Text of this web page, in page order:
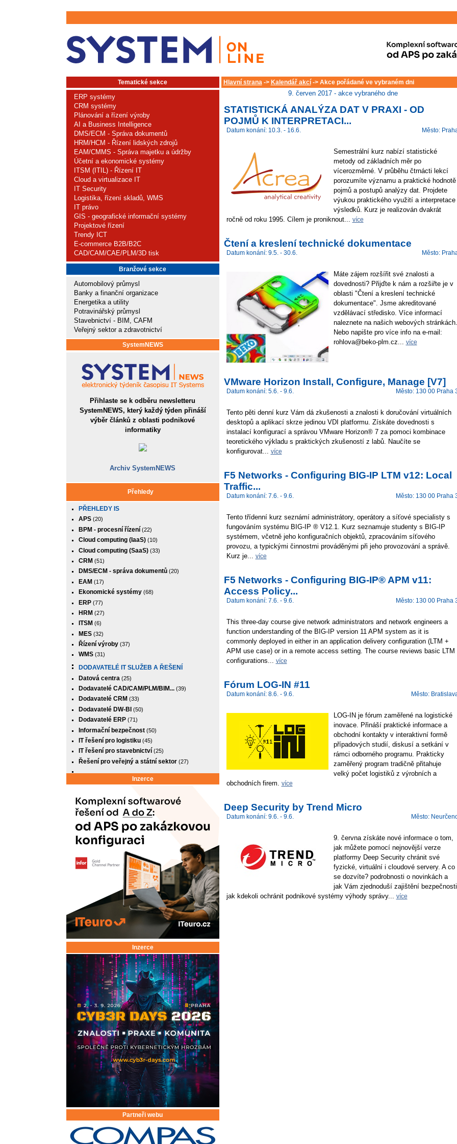
Tematické sekce
ERP systémy
CRM systémy
Plánování a řízení výroby
AI a Business Intelligence
DMS/ECM - Správa dokumentů
HRM/HCM - Řízení lidských zdrojů
EAM/CMMS - Správa majetku a údržby
Účetní a ekonomické systémy
ITSM (ITIL) - Řízení IT
Cloud a virtualizace IT
IT Security
Logistika, řízení skladů, WMS
IT právo
GIS - geografické informační systémy
Projektové řízení
Trendy ICT
E-commerce B2B/B2C
CAD/CAM/CAE/PLM/3D tisk
Branžové sekce
Automobilový průmysl
Banky a finanční organizace
Energetika a utility
Potravinářský průmysl
Stavebnictví - BIM, CAFM
Veřejný sektor a zdravotnictví
SystemNEWS
Přihlaste se k odběru newsletteru
SystemNEWS, který každý týden přináší
výběr článků z oblasti podnikové
informatiky
Archiv SystemNEWS
Přehledy
PŘEHLEDY IS
APS(20)
BPM - procesní řízení(22)
Cloud computing (IaaS)(10)
Cloud computing (SaaS)(33)
CRM (51)
DMS/ECM - správa dokumentů(20)
EAM (17)
Ekonomické systémy(68)
ERP(77)
HRM (27)
ITSM (6)
MES(32)
Řízení výroby(37)
WMS(31)
DODAVATELÉ IT SLUŽEB A ŘEŠENÍ
Datová centra (25)
Dodavatelé CAD/CAM/PLM/BIM...(39)
Dodavatelé CRM (33)
Dodavatelé DW-BI (50)
Dodavatelé ERP(71)
Informační bezpečnost(50)
IT řešení pro logistiku(45)
IT řešení pro stavebnictví(25)
Řešení pro veřejný a státní sektor(27)
Inzerce
Inzerce
Partneři webu
Hlavní strana-> Kalendář akcí-> Akce pořádané ve vybraném dni
9. červen 2017 - akce vybraného dne
STATISTICKÁ ANALÝZA DAT V PRAXI - OD
POJMŮ K INTERPRETACI...
Datum konání: 10.3. - 16.6. Město:
Semestrální kurz nabízí statistické
metody od základních měr po
vícerozměrné. V průběhu čtrnácti lekcí
porozumíte významu a praktické hodnotě
pojmů a postupů analýzy dat. Projdete
výukou praktického využití a interpretace
výsledků. Kurz je realizován dvakrát
ročně od roku 1995. Cílem je proniknout... více
Čtení a kreslení technické dokumentace
Datum konání: 9.5. - 30.6. Město:
Máte zájem rozšířit své znalosti a
dovednosti? Přijďte k nám a rozšiřte je v
oblasti "Čtení a kreslení technické
dokumentace". Jsme akreditované
vzdělávací středisko. Více informací
naleznete na našich webových stránkách.
Nebo napište pro více info na e-mail:
rohlova@beko-plm.cz... více
VMware Horizon Install, Configure, Manage [V7]
Datum konání: 5.6. - 9.6. Město: 130 00 Praha
Tento pěti denní kurz Vám dá zkušenosti a znalosti k doručování virtuálních
desktopů a aplikací skrze jedinou VDI platformu. Získáte dovednosti s
instalací konfigurací a správou VMware Horizon® 7 za pomoci kombinace
teoretického výkladu s praktických zkušeností z labů. Naučíte se
konfigurovat... více
F5 Networks - Configuring BIG-IP LTM v12: Local
Traffic...
Datum konání: 7.6. - 9.6. Město: 130 00 Praha
Tento třídenní kurz seznámí administrátory, operátory a síťové specialisty s
fungováním systému BIG-IP ® V12.1. Kurz seznamuje studenty s BIG-IP
systémem, včetně jeho konfiguračních objektů, zpracováním síťového
provozu, a typickými činnostmi prováděnými při jeho provozování a správě.
Kurz je... více
F5 Networks - Configuring BIG-IP® APM v11:
Access Policy...
Datum konání: 7.6. - 9.6. Město: 130 00 Praha
This three-day course give network administrators and network engineers a
function understanding of the BIG-IP version 11 APM system as it is
commonly deployed in either in an application delivery configuration (LTM +
APM use case) or in a remote access setting. The course reviews basic LTM
configurations... více
Fórum LOG-IN #11
Datum konání: 8.6. - 9.6. Město:
LOG-IN je fórum zaměřené na logistické
inovace. Přináší praktické informace a
obchodní kontakty v interaktivní formě
případových studií, diskusí a setkání v
rámci odborného programu. Prakticky
zaměřený program tradičně přitahuje
velký počet logistiků z výrobních a
obchodních firem. více
Deep Security by Trend Micro
Datum konání: 9.6. - 9.6. Město:
9. června získáte nové informace o tom,
jak můžete pomocí nejnovější verze
platformy Deep Security chránit své
fyzické, virtuální i cloudové servery. A co
se dozvíte? podrobnosti o novinkách a
jak Vám zjednoduší zajištění bezpečnosti
jak kdekoli ochránit podnikové systémy výhody správy... více